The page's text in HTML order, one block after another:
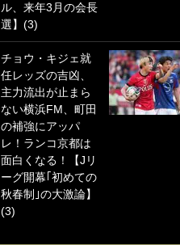
ル、来年3月の会長
選】(3)
チョウ・キジェ就
任レッズの吉凶、
主力流出が止まら
ない横浜FM、町田
の補強にアッパ
レ！ランコ京都は
面白くなる！【Jリ
ーグ開幕｢初めての
秋春制｣の大激論】
(3)